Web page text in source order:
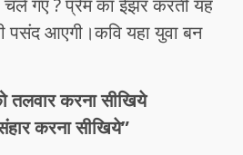
गए ? प्रेम का ईझर करती यह
आएगी।कवि यहा युवा बन
तलवार करना सीखिये
करना सीखिये”